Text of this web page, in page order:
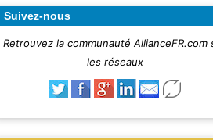
Suivez-nous
Retrouvez la communauté AllianceFR.com
les réseaux